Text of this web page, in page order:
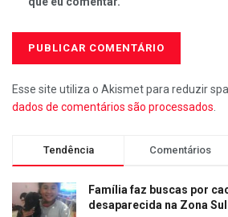
Esse site utiliza o Akismet para reduzir
dados de comentários são processados
Tendência Comentários
Família faz buscas por
desaparecida na Zona Sul